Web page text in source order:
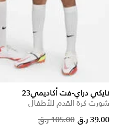
نايكي دراي-فت أكاديمي23
شورت كرة القدم للأطفال
Price
105.00 ر.ق 39.00 ر.ق